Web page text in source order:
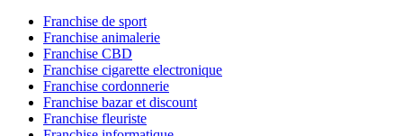
Franchise de sport
Franchise animalerie
Franchise CBD
Franchise cigarette electronique
Franchise cordonnerie
Franchise bazar et discount
Franchise fleuriste